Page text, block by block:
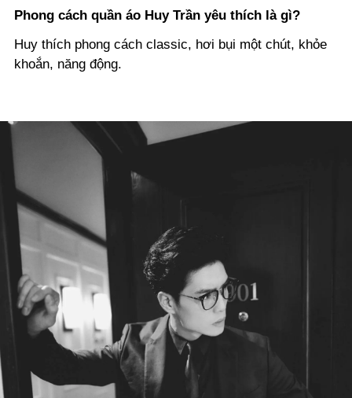
Phong cách quần áo Huy Trần yêu thích là gì?
Huy thích phong cách classic, hơi bụi một chút, khỏe
khoắn, năng động.